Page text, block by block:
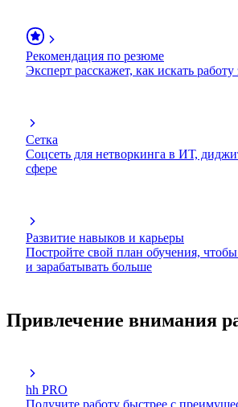
Рекомендация по резюме
Эксперт расскажет, как искать
Сетка
Соцсеть для нетворкинга в ИТ,
сфере
Развитие навыков и карьеры
Постройте свой план обучения, чтобы
и зарабатывать больше
Привлечение внимания
hh PRO
Получите работу быстрее с